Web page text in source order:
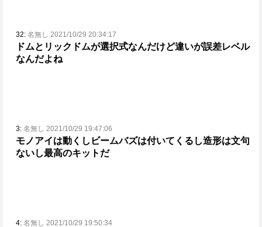
32: 名無し 2021/10/29 20:34:17
ドムとリックドムが選択式なんだけど違いが誤差レベル
なんだよね
3: 名無し 2021/10/29 19:47:06
モノアイは動くしビームバズは付いてくるし造形は文句
ないし最高のキットだ
4: 名無し 2021/10/29 19:50:34